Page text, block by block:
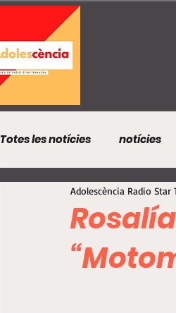
Totes les notícies notícies
Adolescència Radio Star